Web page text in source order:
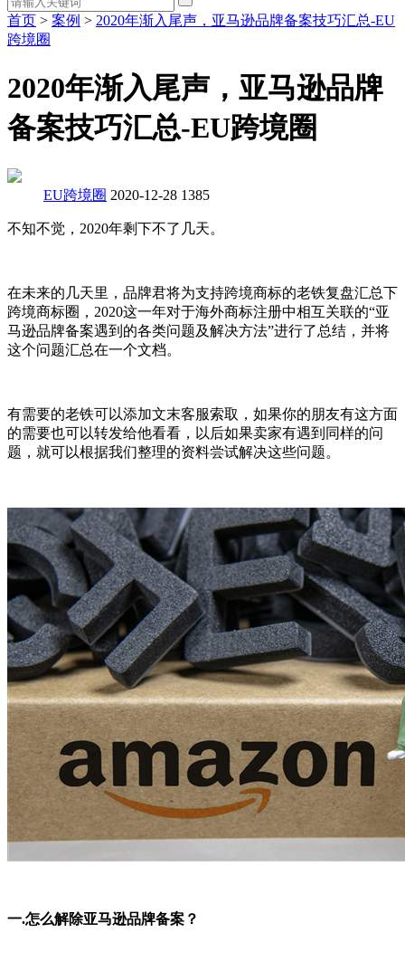
首页 > 案例 > 2020年渐入尾声，亚马逊品牌备案技巧汇总-EU
跨境圈
2020年渐入尾声，亚马逊品牌
备案技巧汇总-EU跨境圈
EU跨境圈 2020-12-28 1385
不知不觉，2020年剩下不了几天。
在未来的几天里，品牌君将为支持跨境商标的老铁复盘汇总下
跨境商标圈，2020这一年对于海外商标注册中相互关联的“亚
马逊品牌备案遇到的各类问题及解决方法”进行了总结，并将
这个问题汇总在一个文档。
有需要的老铁可以添加文末客服索取，如果你的朋友有这方面
的需要也可以转发给他看看，以后如果卖家有遇到同样的问
题，就可以根据我们整理的资料尝试解决这些问题。
一.怎么解除亚马逊品牌备案？